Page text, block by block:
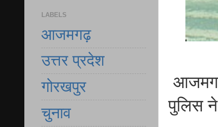
पुलिस
LABELS
आजमगढ़
उत्तर प्रदेश
गोरखपुर
चुनाव